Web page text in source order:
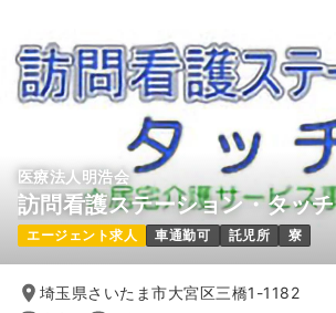
医療法人明浩会
訪問看護ステーション・タッチ
エージェント求人 車通勤可 託児所 寮
埼玉県さいたま市大宮区三橋1-1182